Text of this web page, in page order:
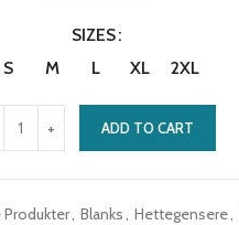
SIZES
S
M L XL 2XL
ADD TO CART
Produkter, Blanks, Hettegensere,